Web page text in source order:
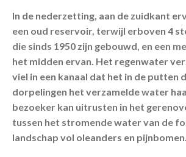
In de nederzetting, aan de zuidkant
een oud reservoir, terwijl erboven 4
die sinds 1950 zijn gebouwd, en een
het midden ervan. Het regenwater
viel in een kanaal dat het in de putten
dorpelingen het verzamelde water
bezoeker kan uitrusten in het
tussen het stromende water van de
landschap vol oleanders en pijnbomen.